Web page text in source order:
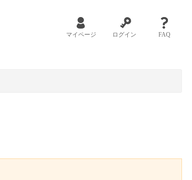
マイページ ログイン FAQ